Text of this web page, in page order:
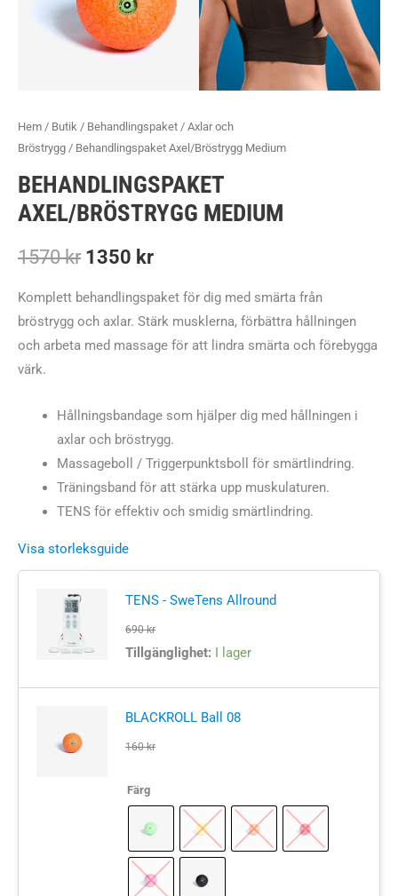
Hem / Butik / Behandlingspaket / Axlar och
Bröstrygg / Behandlingspaket Axel/Bröstrygg Medium
BEHANDLINGSPAKET
AXEL/BRÖSTRYGG MEDIUM
1570kr Det
ursprungliga
priset
1350 krDet
nuvarande
priset
Komplett behandlingspaket för dig med smärta från
bröstrygg och axlar. Stärk musklerna, förbättra hållningen
och arbeta med massage för att lindra smärta och förebygga
värk.
Hållningsbandage som hjälper dig med hållningen i
axlar och bröstrygg.
Massageboll / Triggerpunktsboll för smärtlindring.
Träningsband för att stärka upp muskulaturen.
TENS för effektiv och smidig smärtlindring.
Visa storleksguide
TENS - SweTens Allround
690kr
Tillgänglighet: I lager
BLACKROLL Ball 08
160kr
Färg